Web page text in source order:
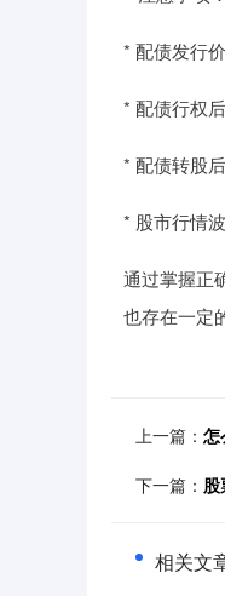
* 配债发行
* 配债行权
* 配债转股
* 股市行情
通过掌握正
也存在一定
上一篇： 怎
下一篇：
相关文